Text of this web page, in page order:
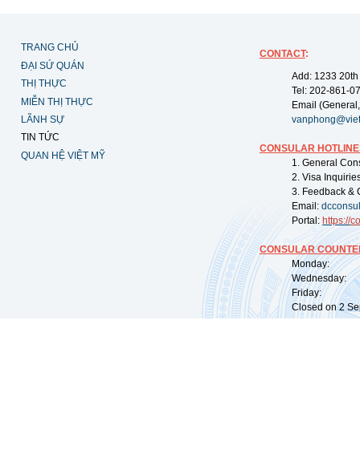
TRANG CHỦ
ĐẠI SỨ QUÁN
THỊ THỰC
MIỄN THỊ THỰC
LÃNH SỰ
TIN TỨC
QUAN HỆ VIỆT MỸ
CONTACT:
Add: 1233
Tel: 202-861-
Email
CONSULAR
1. General
2. Visa
3. Feedback &
Email:
Portal: https://
CONSULAR
Monday:
Wednesday:
Friday:
Closed on 2